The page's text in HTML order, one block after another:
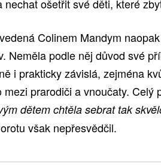
nechat ošetřit své děti, které
vedená Colinem Mandym
Neměla podle něj důvod své
i prakticky závislá, zejména
mezi prarodiči a vnoučaty. Celý
dětem chtěla sebrat tak
však nepřesvědčil.